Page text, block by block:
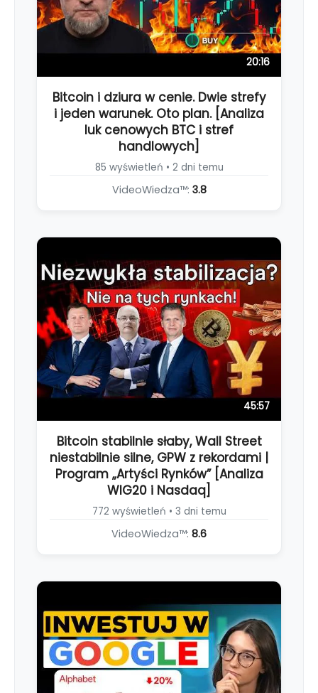
20:16
Bitcoin i dziura w cenie. Dwie strefy
i jeden warunek. Oto plan. [Analiza
luk cenowych BTC i stref
handlowych]
85 wyświetleń • 2 dni temu
VideoWiedza™: 3.8
45:57
Bitcoin stabilnie słaby, Wall Street
niestabilnie silne, GPW z rekordami |
Program „Artyści Rynków” [Analiza
WIG20 i Nasdaq]
772 wyświetleń • 3 dni temu
VideoWiedza™: 8.6